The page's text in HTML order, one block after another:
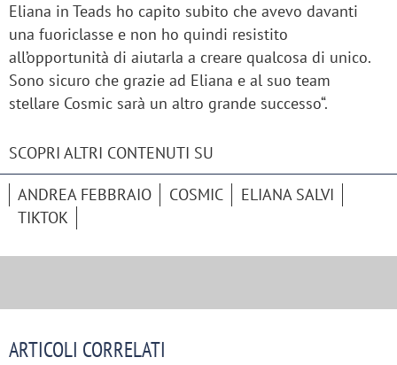
Eliana in Teads ho capito subito che avevo davanti
una fuoriclasse e non ho quindi resistito
all’opportunità di aiutarla a creare qualcosa di unico.
Sono sicuro che grazie ad Eliana e al suo team
stellare Cosmic sarà un altro grande successo“.
SCOPRI ALTRI CONTENUTI SU
ANDREA FEBBRAIO COSMIC
ELIANA SALVI
TIKTOK
ARTICOLI CORRELATI